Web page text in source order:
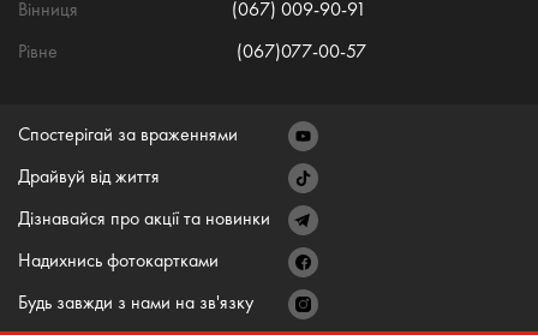
Вінниця
(067) 009-90-91
Рівне
(067)077-00-57
Спостерігай за враженнями
Драйвуй від життя
Дізнавайся про акції та новинки
Надихнись фотокартками
Будь завжди з нами на зв'язку